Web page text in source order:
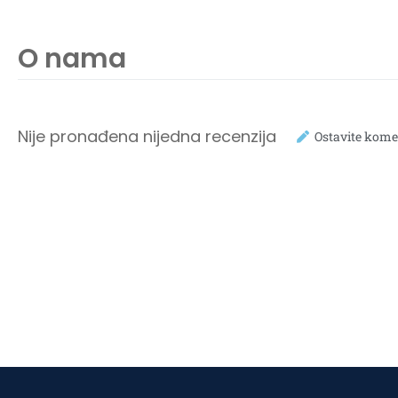
O nama
Nije pronađena nijedna recenzija Ostavite